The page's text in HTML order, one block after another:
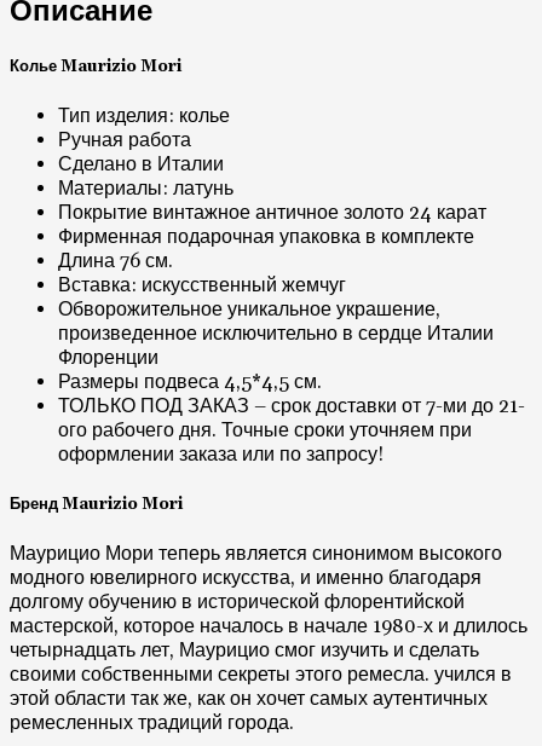
Описание
Колье Maurizio Mori
Тип изделия: колье
Ручная работа
Сделано в Италии
Материалы: латунь
Покрытие винтажное античное золото 24 карат
Фирменная подарочная упаковка в комплекте
Длина 76 см.
Вставка: искусственный жемчуг
Обворожительное уникальное украшение,
произведенное исключительно в сердце Италии
Флоренции
Размеры подвеса 4,5*4,5 см.
ТОЛЬКО ПОД ЗАКАЗ – срок доставки от 7-ми до 21-
ого рабочего дня. Точные сроки уточняем при
оформлении заказа или по запросу!
Бренд Maurizio Mori
Маурицио Мори теперь является синонимом высокого
модного ювелирного искусства, и именно благодаря
долгому обучению в исторической флорентийской
мастерской, которое началось в начале 1980-х и длилось
четырнадцать лет, Маурицио смог изучить и сделать
своими собственными секреты этого ремесла. учился в
этой области так же, как он хочет самых аутентичных
ремесленных традиций города.